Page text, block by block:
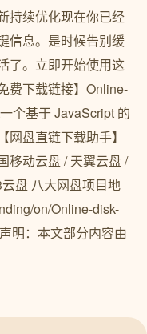
持续优化现在你已经
信息。是时候告别缓
了。立即开始使用这
费下载链接】Online-
个基于 JavaScript 的
盘直链下载助手】
移动云盘 / 天翼云盘 /
盘 八大网盘项目地
on/Online-disk-
明：本文部分内容由